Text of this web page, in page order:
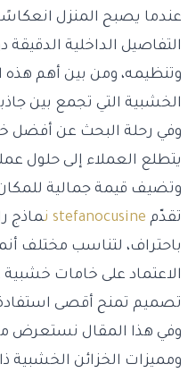
عندما يصبح المنزل
التفاصيل الداخلية الدقيقة
وتنظيمه، ومن بين أهم هذه
الخشبية التي تجمع بين
وفي رحلة البحث عن أفضل
يتطلع العملاء إلى حلول
وتضيف قيمة جمالية
تقدّم
ماذج
باحتراف، لتناسب مختلف
الاعتماد على خامات
تصميم تمنح أقصى
وفي هذا المقال نستعرض
ومميزات الخزائن الخشبية